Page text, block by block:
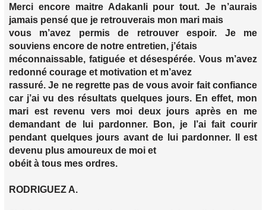
Merci encore maitre Adakanli pour tout. Je n’aurais
jamais pensé que je retrouverais mon mari mais
vous m’avez permis de retrouver espoir. Je me
souviens encore de notre entretien, j’étais
méconnaissable, fatiguée et désespérée. Vous m’avez
redonné courage et motivation et m’avez
rassuré. Je ne regrette pas de vous avoir fait confiance
car j’ai vu des résultats quelques jours. En effet, mon
mari est revenu vers moi deux jours après en me
demandant de lui pardonner. Bon, je l’ai fait courir
pendant quelques jours avant de lui pardonner. Il est
devenu plus amoureux de moi et
obéit à tous mes ordres.
RODRIGUEZ A.